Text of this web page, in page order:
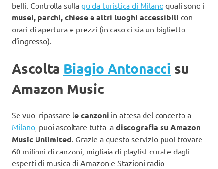
belli. Controlla sulla guida turistica di Milano quali sono i
musei, parchi, chiese e altri luoghi accessibili con
orari di apertura e prezzi (in caso ci sia un biglietto
d’ingresso).
Ascolta Biagio Antonacci su
Amazon Music
Se vuoi ripassare le canzoni in attesa del concerto a
Milano, puoi ascoltare tutta la discografia su Amazon
Music Unlimited. Grazie a questo servizio puoi trovare
60 milioni di canzoni, migliaia di playlist curate dagli
esperti di musica di Amazon e Stazioni radio